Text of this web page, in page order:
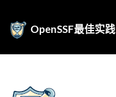
OpenSSF最佳实践